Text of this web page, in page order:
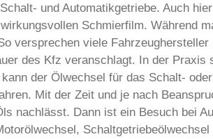
und Automatikgetriebe. Auch
Schmierfilm. Während
versprechen viele
des Kfz veranschlagt. In der
der Ölwechsel für das Schalt-
Mit der Zeit und je nach
nachlässt. Dann ist ein Besuch bei